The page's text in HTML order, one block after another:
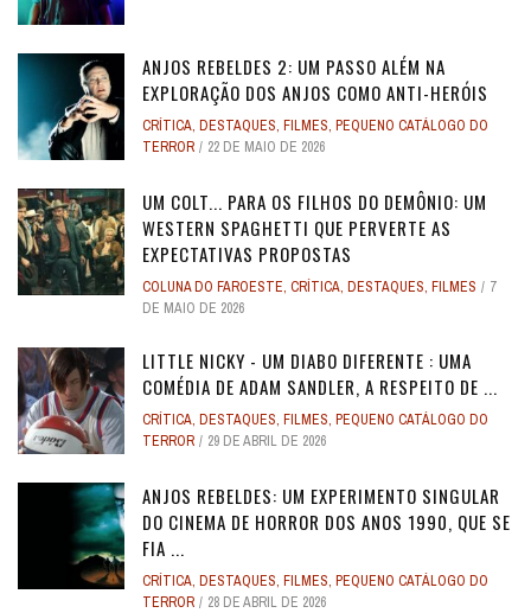
ANJOS REBELDES 2: UM PASSO ALÉM NA
EXPLORAÇÃO DOS ANJOS COMO ANTI-HERÓIS
CRÍTICA, DESTAQUES, FILMES, PEQUENO CATÁLOGO DO
TERROR
22 DE MAIO DE 2026
UM COLT... PARA OS FILHOS DO DEMÔNIO: UM
WESTERN SPAGHETTI QUE PERVERTE AS
EXPECTATIVAS PROPOSTAS
COLUNA DO FAROESTE, CRÍTICA, DESTAQUES, FILMES
7
DE MAIO DE 2026
LITTLE NICKY - UM DIABO DIFERENTE : UMA
COMÉDIA DE ADAM SANDLER, A RESPEITO DE ...
CRÍTICA, DESTAQUES, FILMES, PEQUENO CATÁLOGO DO
TERROR
29 DE ABRIL DE 2026
ANJOS REBELDES: UM EXPERIMENTO SINGULAR
DO CINEMA DE HORROR DOS ANOS 1990, QUE SE
FIA ...
CRÍTICA, DESTAQUES, FILMES, PEQUENO CATÁLOGO DO
TERROR
28 DE ABRIL DE 2026